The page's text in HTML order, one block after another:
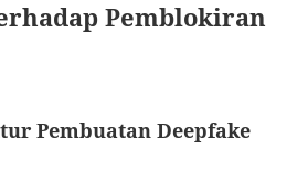
Pemblokiran
Pembuatan Deepfake